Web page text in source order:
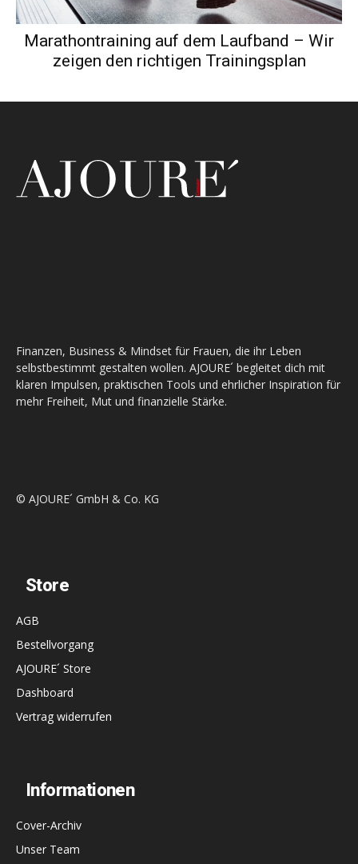
Marathontraining auf dem Laufband – Wir
zeigen den richtigen Trainingsplan
Finanzen, Business & Mindset für Frauen, die ihr Leben
selbstbestimmt gestalten wollen. AJOURE´ begleitet dich mit
klaren Impulsen, praktischen Tools und ehrlicher Inspiration für
mehr Freiheit, Mut und finanzielle Stärke.
© AJOURE´ GmbH & Co. KG
Store
AGB
Bestellvorgang
AJOURE´ Store
Dashboard
Vertrag widerrufen
Informationen
Cover-Archiv
Unser Team